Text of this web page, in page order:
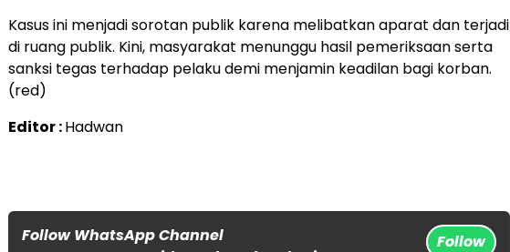
Kasus ini menjadi sorotan publik karena melibatkan aparat dan terjadi
di ruang publik. Kini, masyarakat menunggu hasil pemeriksaan serta
sanksi tegas terhadap pelaku demi menjamin keadilan bagi korban.
(red)
Editor :Hadwan
Follow WhatsApp Channel
Follow